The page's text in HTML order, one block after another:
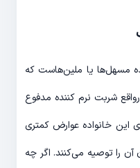
مسهل‌ها یا ملین‌هاست که
شربت نرم کننده مدفوع
این خانواده عوارض کمتری
آن را توصیه می‌کنند. اگر چه